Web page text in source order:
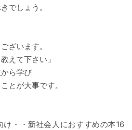
でしょう。
ざいます。
えて下さい」
ら学び
とが大事です。
け・・新社会人におすすめの本16